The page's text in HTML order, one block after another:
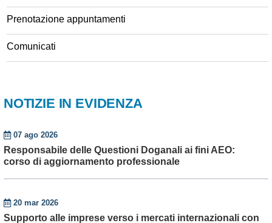
Prenotazione appuntamenti
Comunicati
NOTIZIE IN EVIDENZA
07 ago 2026
Responsabile delle Questioni Doganali ai fini AEO:
corso di aggiornamento professionale
20 mar 2026
Supporto alle imprese verso i mercati internazionali con